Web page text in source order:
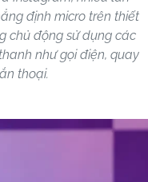
định micro trên thiết
chủ động sử dụng các
như gọi điện, quay
thoại.